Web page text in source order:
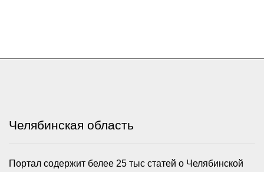
Челябинская область
Портал содержит белее 25 тыс статей о Челябинской